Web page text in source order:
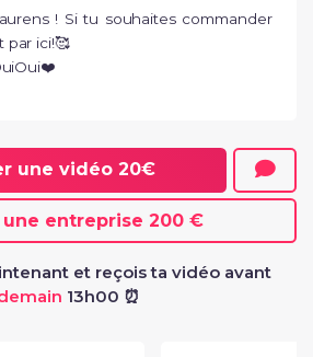
! Si tu souhaites commander
par ici!🥰
une vidéo 20€
une entreprise 200 €
et reçois ta vidéo avant
13h00 ⏰